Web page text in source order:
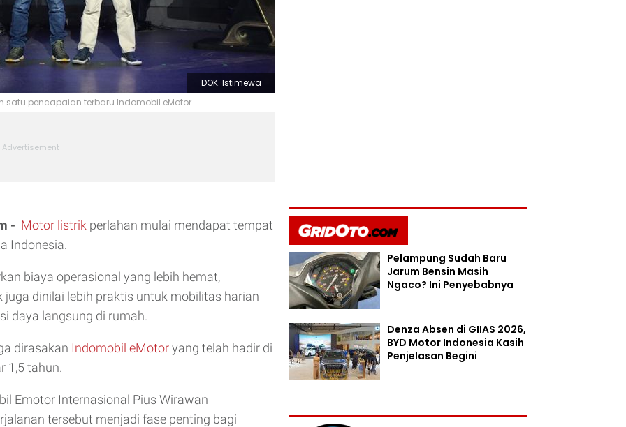
DOK. Istimewa
pencapaian terbaru Indomobil eMotor.
- Motor listrik perlahan mulai mendapat tempat
Indonesia.
biaya operasional yang lebih hemat,
juga dinilai lebih praktis untuk mobilitas harian
daya langsung di rumah.
dirasakan Indomobil eMotoryang telah hadir di
1,5 tahun.
Emotor Internasional Pius Wirawan
tersebut menjadi fase penting bagi
Pelampung Sudah Baru
Jarum Bensin Masih
Ngaco? Ini Penyebabnya
Denza Absen di GIIAS 2026,
BYD Motor Indonesia Kasih
Penjelasan Begini